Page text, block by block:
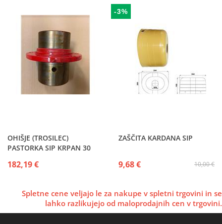
OHIŠJE (TROSILEC)
PASTORKA SIP KRPAN 30
182,19 €
-3%
ZAŠČITA KARDANA SIP
10,00 €
9,68 €
Spletne cene veljajo le za nakupe v spletni trgovini in se
lahko razlikujejo od maloprodajnih cen v trgovini.